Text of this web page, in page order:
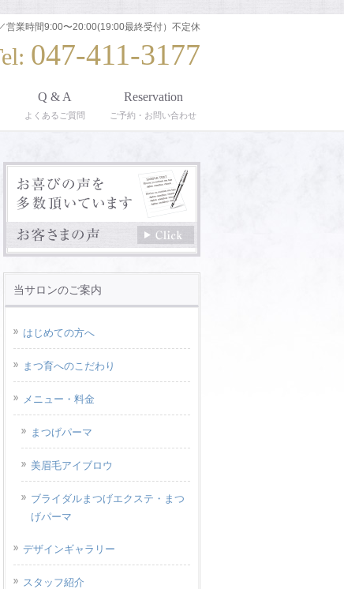
営業時間9:00〜20:00(19:00最終受付）不定休
047-411-3177
Q & A
よくあるご質問
Reservation
ご予約・お問い合わせ
当サロンのご案内
はじめての方へ
まつ育へのこだわり
メニュー・料金
まつげパーマ
美眉毛アイブロウ
ブライダルまつげエクステ・まつ
げパーマ
デザインギャラリー
スタッフ紹介